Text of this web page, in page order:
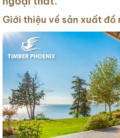
Giới thiệu về sản xuất